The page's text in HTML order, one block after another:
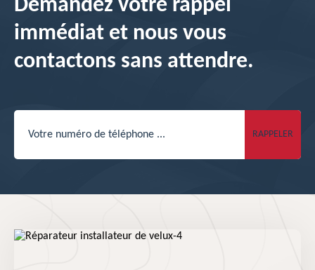
Demandez votre rappel
immédiat et nous vous
contactons sans attendre.